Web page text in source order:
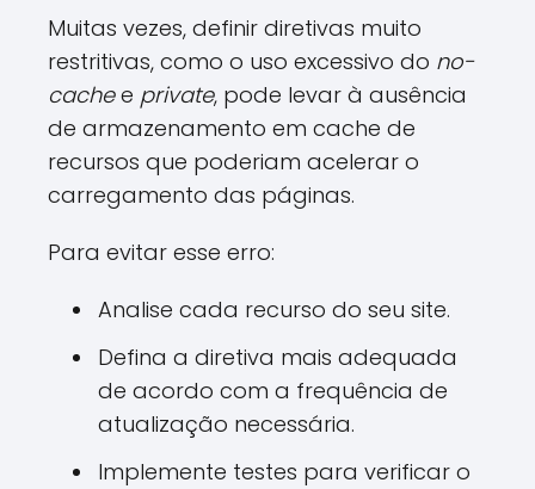
Muitas vezes, definir diretivas muito
restritivas, como o uso excessivo do no-
cachee private, pode levar à ausência
de armazenamento em cache de
recursos que poderiam acelerar o
carregamento das páginas.
Para evitar esse erro:
Analise cada recurso do seu site.
Defina a diretiva mais adequada
de acordo com a frequência de
atualização necessária.
Implemente testes para verificar o